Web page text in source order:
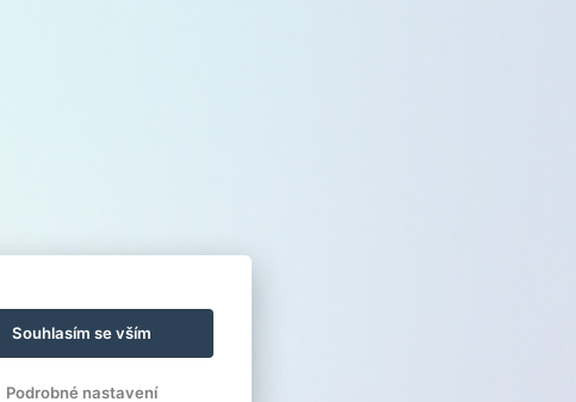
Souhlasím se vším
Podrobné nastavení